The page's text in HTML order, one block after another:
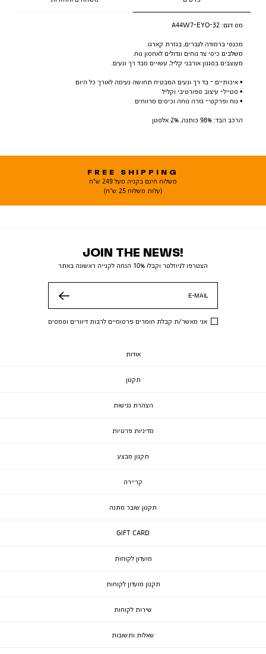
מס דגם: A44W7-EYO-32
מכנסי ברמודה לגברים, בגזרת קארגו.
משלבים כיסי צד נוחים וגדולים לאחסון נוח.
מעוצבים בסגנון אורבני קליל, עשויים מבד רך ונעים.
• איכותיים - בד רך ונעים המבטיח תחושה נעימה לאורך כל היום
• סטייל- עיצוב ספורטיבי וקליל
• נוח ופרקטי- גזרה נוחה וכיסים מרווחים
הרכב הבד: 98% כותנה, 2% אלסטן
FREE SHIPPING
משלוח חינם בקניה מעל 249 ש"ח
(עלות משלוח 25 ש"ח)
JOIN THE NEWS!
הצטרפו לניוזלטר וקבלו 10% הנחה לקנייה ראשונה באתר
E-MAIL
אני מאשר/ת קבלת חומרים פרסומיים לרבות דיוורים וסמסים
אודות
תקנון
הצהרת נגישות
מדיניות פרטיות
תקנון מבצע
קריירה
תקנון שובר מתנה
GIFT CARD
מועדון לקוחות
תקנון מועדון לקוחות
שירות לקוחות
שאלות ותשובות